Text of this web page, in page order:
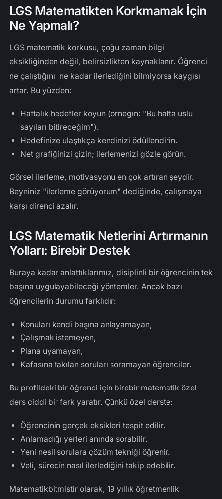
LGS Matematikten Korkmamak İçin
Ne Yapmalı?
LGS matematik korkusu, çoğu zaman bilgi
eksikliğinden değil, belirsizlikten kaynaklanır. Öğrenci
ne çalıştığını, ne kadar ilerlediğini bilmiyorsa kaygısı
artar. Bu yüzden:
Haftalık hedefler koyun (örneğin: "Bu hafta üslü
sayıları bitireceğim").
Hedefinize ulaştıkça kendinizi ödüllendirin.
Net grafiğinizi çizin; ilerlemenizi gözle görün.
Görsel ilerleme, motivasyonu en çok artıran şeydir.
Beyniniz "ilerleme görüyorum" dediğinde, çalışmaya
karşı direnci azalır.
LGS Matematik Netlerini Artırmanın
Yolları: Birebir Destek
Buraya kadar anlattıklarımız, disiplinli bir öğrencinin tek
başına uygulayabileceği yöntemler. Ancak bazı
öğrencilerin durumu farklıdır:
Konuları kendi başına anlayamayan,
Çalışmak istemeyen,
Plana uyamayan,
Kafasına takılan soruları soramayan öğrenciler.
Bu profildeki bir öğrenci için birebir matematik özel
ders ciddi bir fark yaratır. Çünkü özel derste:
Öğrencinin gerçek eksikleri tespit edilir.
Anlamadığı yerleri anında sorabilir.
Yeni nesil sorulara çözüm tekniği öğrenir.
Veli, sürecin nasıl ilerlediğini takip edebilir.
Matematikbitmistir olarak, 19 yıllık öğretmenlik